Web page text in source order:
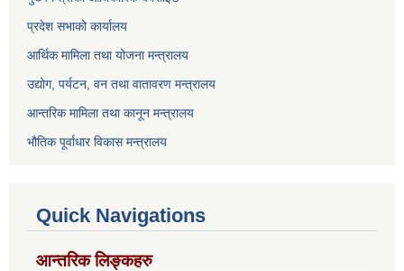
प्रदेश सभाको कार्यालय
आर्थिक मामिला तथा योजना मन्त्रालय
उद्योग, पर्यटन, वन तथा वातावरण मन्त्रालय
आन्तरिक मामिला तथा कानून मन्त्रालय
भौतिक पूर्वाधार विकास मन्त्रालय
Quick Navigations
आन्तरिक लिङ्कहरु